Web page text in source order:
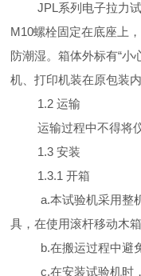
JPL系列电子拉力试
M10螺栓固定在底座上
防潮湿。箱体外标有“小
机、打印机装在原包装
1.2 运输
运输过程中不得将仪
1.3 安装
1.3.1 开箱
a.本试验机采用整机
具，在使用滚杆移动木
b.在搬运过程中避免
c.在安装试验机时，